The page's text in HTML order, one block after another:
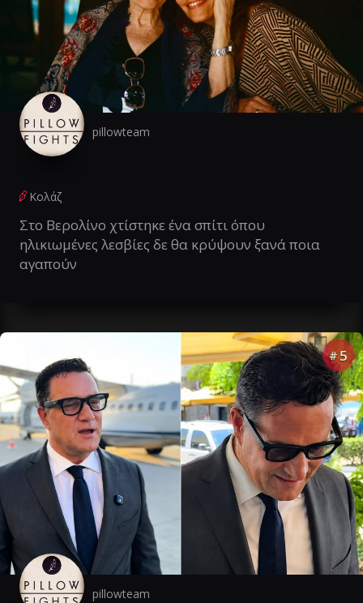
pillowteam
Κολάζ
Στο Βερολίνο χτίστηκε ένα σπίτι όπου
ηλικιωμένες λεσβίες δε θα κρύψουν ξανά ποια
αγαπούν
# 5
pillowteam